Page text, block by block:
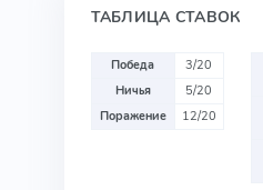
ТАБЛИЦА СТАВОК
Победа
3/20
Ничья
5/20
Поражение
12/20